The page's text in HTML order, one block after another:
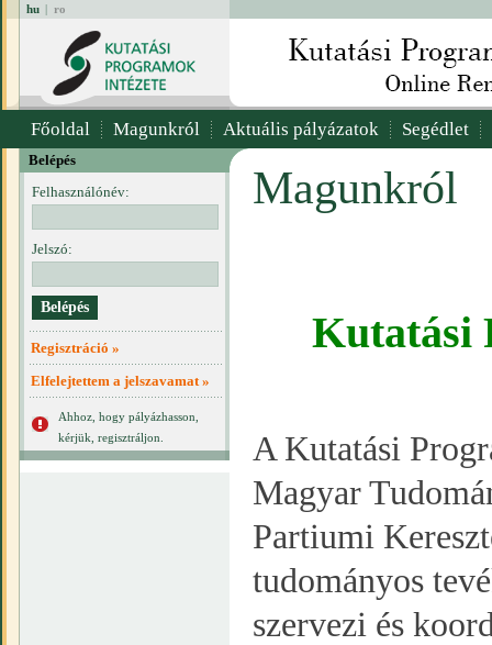
hu | ro
Főoldal Magunkról Aktuális pályázatok Segédlet
Belépés
Felhasználónév:
Jelszó:
Regisztráció »
Elfelejtettem a jelszavamat »
Ahhoz, hogy pályázhasson,
kérjük, regisztráljon.
Magunkról
Kutatási
A Kutatási
Magyar
Partiumi
tudományos
szervezi és